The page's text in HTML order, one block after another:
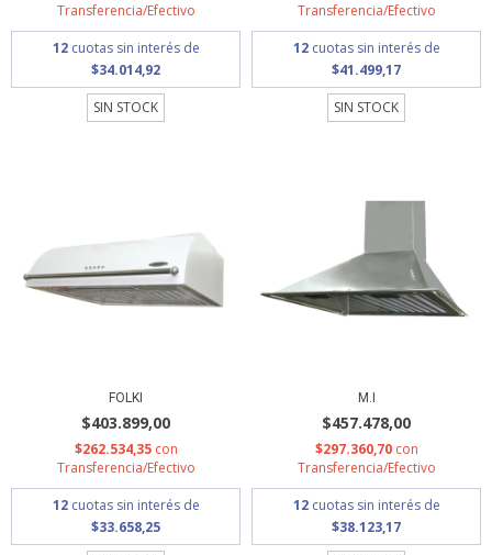
Transferencia/Efectivo
12 cuotas sin interés de
$34.014,92
SIN STOCK
Transferencia/Efectivo
12 cuotas sin interés de
$41.499,17
SIN STOCK
FOLKI
$403.899,00
$262.534,35 con
Transferencia/Efectivo
12 cuotas sin interés de
$33.658,25
M.I
$457.478,00
$297.360,70 con
Transferencia/Efectivo
12 cuotas sin interés de
$38.123,17